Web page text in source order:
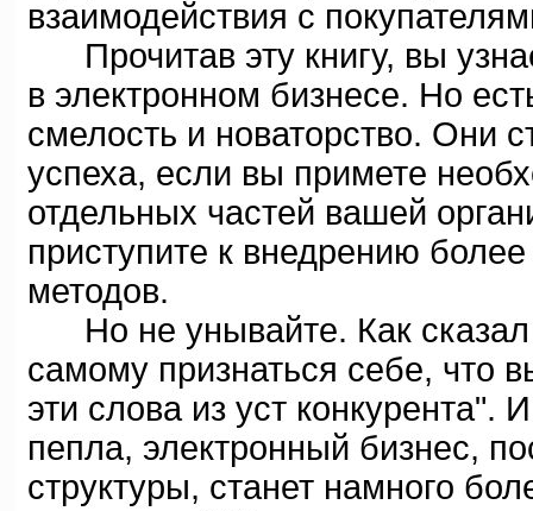
взаимодействия с
Прочитав эту книгу, вы
в электронном бизнесе. Но
смелость и новаторство. Они
успеха, если вы примете
отдельных частей вашей
приступите к внедрению
методов.
Но не унывайте. Как сказал
самому признаться себе, что
эти слова из уст
пепла, электронный бизнес,
структуры, станет намного